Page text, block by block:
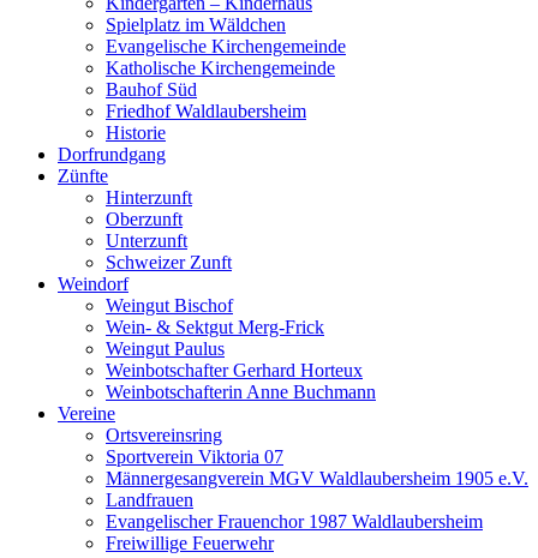
Spielplatz im Wäldchen
Evangelische Kirchengemeinde
Katholische Kirchengemeinde
Bauhof Süd
Friedhof Waldlaubersheim
Historie
Dorfrundgang
Zünfte
Hinterzunft
Oberzunft
Unterzunft
Schweizer Zunft
Weindorf
Weingut Bischof
Wein- & Sektgut Merg-Frick
Weingut Paulus
Weinbotschafter Gerhard Horteux
Weinbotschafterin Anne Buchmann
Vereine
Ortsvereinsring
Sportverein Viktoria 07
Männergesangverein MGV Waldlaubersheim 1905 e.V.
Landfrauen
Evangelischer Frauenchor 1987 Waldlaubersheim
Freiwillige Feuerwehr